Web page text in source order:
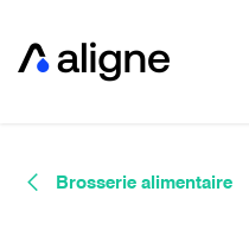
Brosserie alimentaire